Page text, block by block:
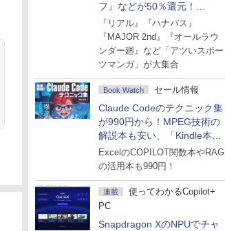
フ』などが50％還元！
Amazonマンガ週末セール
『リアル』『ハナバス』
『MAJOR 2nd』『オールラウ
ンダー廻』など「アツいスポー
ツマンガ」が大集合
Book Watch セール情報
Claude Codeのテクニック集
が990円から！MPEG技術の
解説本も安い、「Kindle本サ
マーセール」第2弾開始！
ExcelのCOPILOT関数本やRAG
の活用本も990円！
連載
使ってわかるCopilot+
PC
Snapdragon XのNPUでチャ